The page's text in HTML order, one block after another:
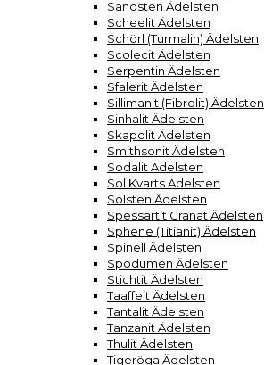
Sandsten Ädelsten
Scheelit Ädelsten
Schörl (Turmalin) Ädelsten
Scolecit Ädelsten
Serpentin Ädelsten
Sfalerit Ädelsten
Sillimanit (Fibrolit) Ädelsten
Sinhalit Ädelsten
Skapolit Ädelsten
Smithsonit Ädelsten
Sodalit Ädelsten
Sol Kvarts Ädelsten
Solsten Ädelsten
Spessartit Granat Ädelsten
Sphene (Titianit) Ädelsten
Spinell Ädelsten
Spodumen Ädelsten
Stichtit Ädelsten
Taaffeit Ädelsten
Tantalit Ädelsten
Tanzanit Ädelsten
Thulit Ädelsten
Tigeröga Ädelsten